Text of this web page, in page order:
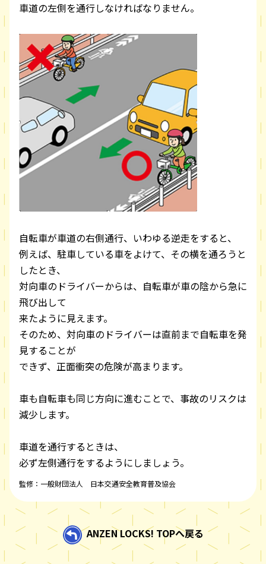
車道の左側を通行しなければなりません。
自転車が車道の右側通行、いわゆる逆走をすると、
例えば、駐車している車をよけて、その横を通ろうと
したとき、
対向車のドライバーからは、自転車が車の陰から急に
飛び出して
来たように見えます。
そのため、対向車のドライバーは直前まで自転車を発
見することが
できず、正面衝突の危険が高まります。
車も自転車も同じ方向に進むことで、事故のリスクは
減少します。
車道を通行するときは、
必ず左側通行をするようにしましょう。
監修：一般財団法人 日本交通安全教育普及協会
ANZEN LOCKS! TOPへ戻る